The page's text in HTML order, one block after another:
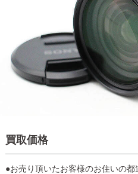
買取価格
●お売り頂いたお客様のお住いの都